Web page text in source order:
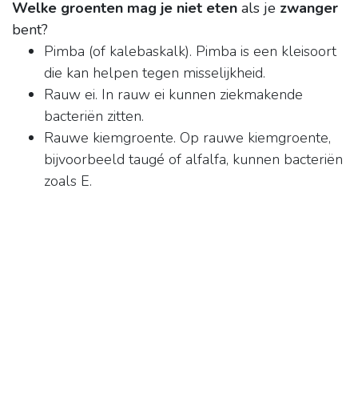
Welke groenten mag je niet eten als je zwanger
bent?
Pimba (of kalebaskalk). Pimba is een kleisoort
die kan helpen tegen misselijkheid.
Rauw ei. In rauw ei kunnen ziekmakende
bacteriën zitten.
Rauwe kiemgroente. Op rauwe kiemgroente,
bijvoorbeeld taugé of alfalfa, kunnen bacteriën
zoals E.